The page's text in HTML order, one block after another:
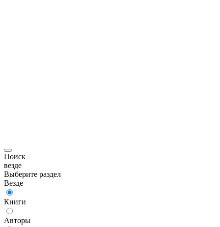
Поиск
везде
Выберите раздел
Везде
Книги
Авторы